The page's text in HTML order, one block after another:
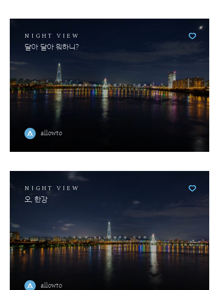
NIGHT VIEW
달아 달아 뭐하니?
allowto
NIGHT VIEW
오, 한강
allowto